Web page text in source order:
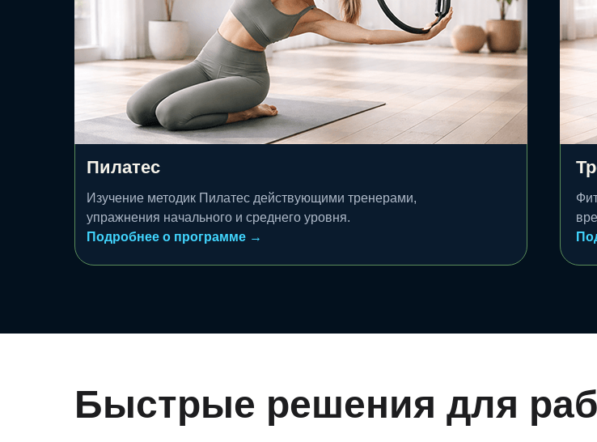
Пилатес
Изучение методик Пилатес действующими тренерами,
упражнения начального и среднего уровня.
Подробнее о программе →
Быстрые решения для